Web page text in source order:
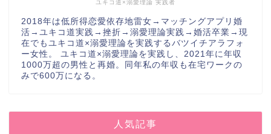
ユキコ道×溺愛理論 実践者
2018年は低所得恋愛依存地雷女→マッチングアプリ婚
活→ユキコ道実践→挫折→溺愛理論実践→婚活卒業→現
在でもユキコ道×溺愛理論を実践するバツイチアラフォ
ー女性。 ユキコ道×溺愛理論を実践し、2021年に年収
1000万超の男性と再婚。同年私の年収も在宅ワークの
みで600万になる。
人気記事